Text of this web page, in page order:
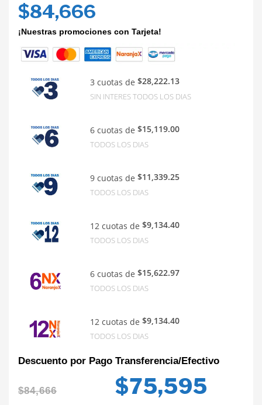
$84,666
¡Nuestras promociones con Tarjeta!
3 cuotas de $28,222.13
SIN INTERES TODOS LOS DIAS
6 cuotas de $15,119.00
TODOS LOS DIAS
9 cuotas de $11,339.25
TODOS LOS DIAS
12 cuotas de $9,134.40
TODOS LOS DIAS
6 cuotas de $15,622.97
TODOS LOS DIAS
12 cuotas de $9,134.40
TODOS LOS DIAS
Descuento por Pago Transferencia/Efectivo
$84,666 $75,595